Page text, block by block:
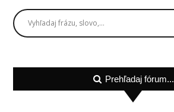
Prehľadaj fórum...